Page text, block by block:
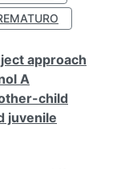
approach
A
child
juvenile